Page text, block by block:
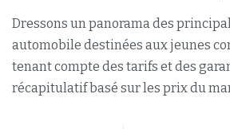
Dressons un panorama des
automobile destinées aux jeunes
tenant compte des tarifs et des
récapitulatif basé sur les prix du